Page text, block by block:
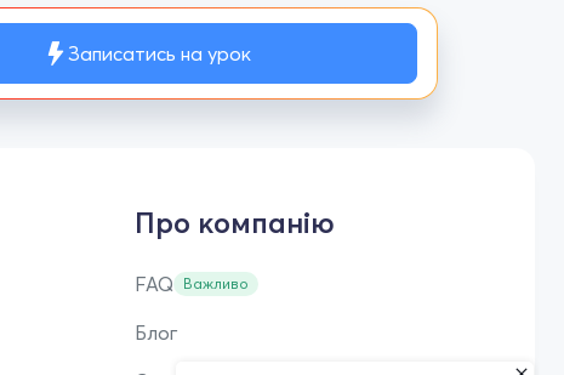
Записатись на урок
Про компанію
FAQ Важливо
Блог